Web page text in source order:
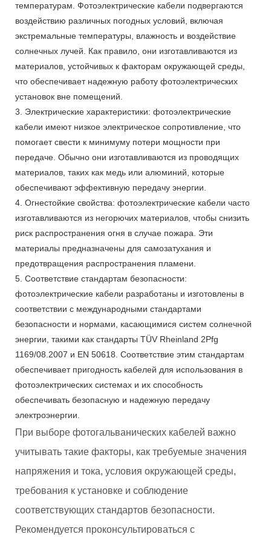
температурам. Фотоэлектрические кабели подвергаются
воздействию различных погодных условий, включая
экстремальные температуры, влажность и воздействие
солнечных лучей. Как правило, они изготавливаются из
материалов, устойчивых к факторам окружающей среды,
что обеспечивает надежную работу фотоэлектрических
установок вне помещений.
3. Электрические характеристики: фотоэлектрические
кабели имеют низкое электрическое сопротивление, что
помогает свести к минимуму потери мощности при
передаче. Обычно они изготавливаются из проводящих
материалов, таких как медь или алюминий, которые
обеспечивают эффективную передачу энергии.
4. Огнестойкие свойства: фотоэлектрические кабели часто
изготавливаются из негорючих материалов, чтобы снизить
риск распространения огня в случае пожара. Эти
материалы предназначены для самозатухания и
предотвращения распространения пламени.
5. Соответствие стандартам безопасности:
фотоэлектрические кабели разработаны и изготовлены в
соответствии с международными стандартами
безопасности и нормами, касающимися систем солнечной
энергии, такими как стандарты TÜV Rheinland 2Pfg
1169/08.2007 и EN 50618. Соответствие этим стандартам
обеспечивает пригодность кабелей для использования в
фотоэлектрических системах и их способность
обеспечивать безопасную и надежную передачу
электроэнергии.
При выборе фотогальванических кабелей важно
учитывать такие факторы, как требуемые значения
напряжения и тока, условия окружающей среды,
требования к установке и соблюдение
соответствующих стандартов безопасности.
Рекомендуется проконсультироваться с